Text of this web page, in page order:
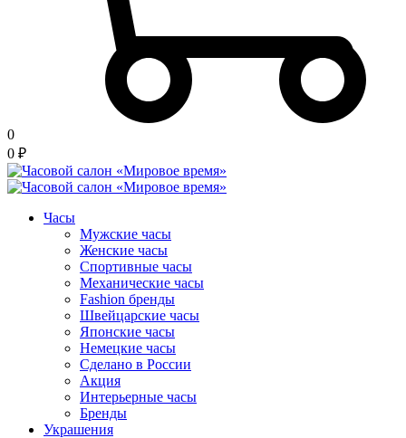
0
0 ₽
Часы
Мужские часы
Женские часы
Спортивные часы
Механические часы
Fashion бренды
Швейцарские часы
Японские часы
Немецкие часы
Сделано в России
Акция
Интерьерные часы
Бренды
Украшения